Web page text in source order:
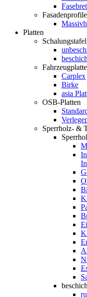
Fasadenprofile
Platten
Schalungstafel
Carplex
Birke
asia
OSB-Platten
Sperrholz- &